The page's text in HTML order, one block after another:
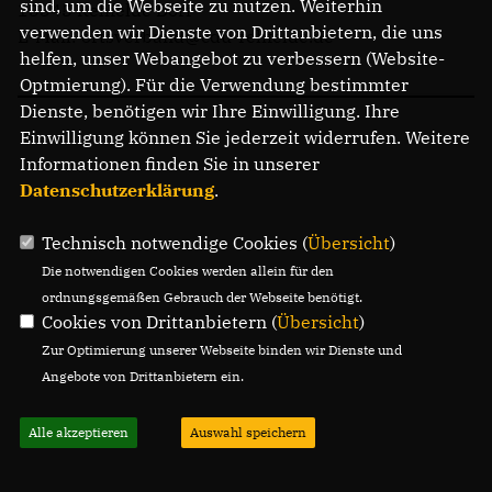
15345 Rehfelde Dorf
E-Mail: ortsverband@cdu-rehfelde.de
sind, um die Webseite zu nutzen. Weiterhin
verwenden wir Dienste von Drittanbietern, die uns
helfen, unser Webangebot zu verbessern (Website-
Optmierung). Für die Verwendung bestimmter
Dienste, benötigen wir Ihre Einwilligung. Ihre
Einwilligung können Sie jederzeit widerrufen. Weitere
Informationen finden Sie in unserer
Datenschutzerklärung.
Technisch notwendige Cookies (Übersicht)
Die notwendigen Cookies werden allein für den
ordnungsgemäßen Gebrauch der Webseite benötigt.
Cookies von Drittanbietern (Übersicht)
Zur Optimierung unserer Webseite binden wir Dienste und
Angebote von Drittanbietern ein.
Alle akzeptieren Auswahl speichern